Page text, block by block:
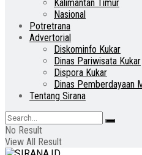
Kalimantan Timur
Nasional
Potretrana
Advertorial
Diskominfo Kukar
Dinas Pariwisata Kukar
Dispora Kukar
Dinas Pemberdayaan
Tentang Sirana
No Result
View All Result